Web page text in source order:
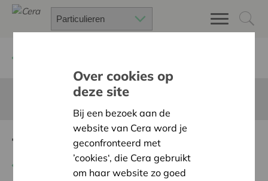
Deze pagina is niet vertaald in het Nederlands
Therapie-huisjes
Terug naar overzicht
Over cookies op
deze site
Bij een bezoek aan de
website van Cera word je
geconfronteerd met
’cookies‘, die Cera gebruikt
om haar website zo goed